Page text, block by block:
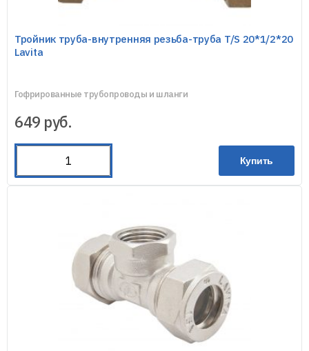
Тройник труба-внутренняя резьба-труба T/S 20*1/2*20
Lavita
Гофрированные трубопроводы и шланги
649 руб.
Купить